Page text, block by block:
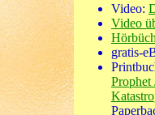
Video:
Video
gratis-
Prophet